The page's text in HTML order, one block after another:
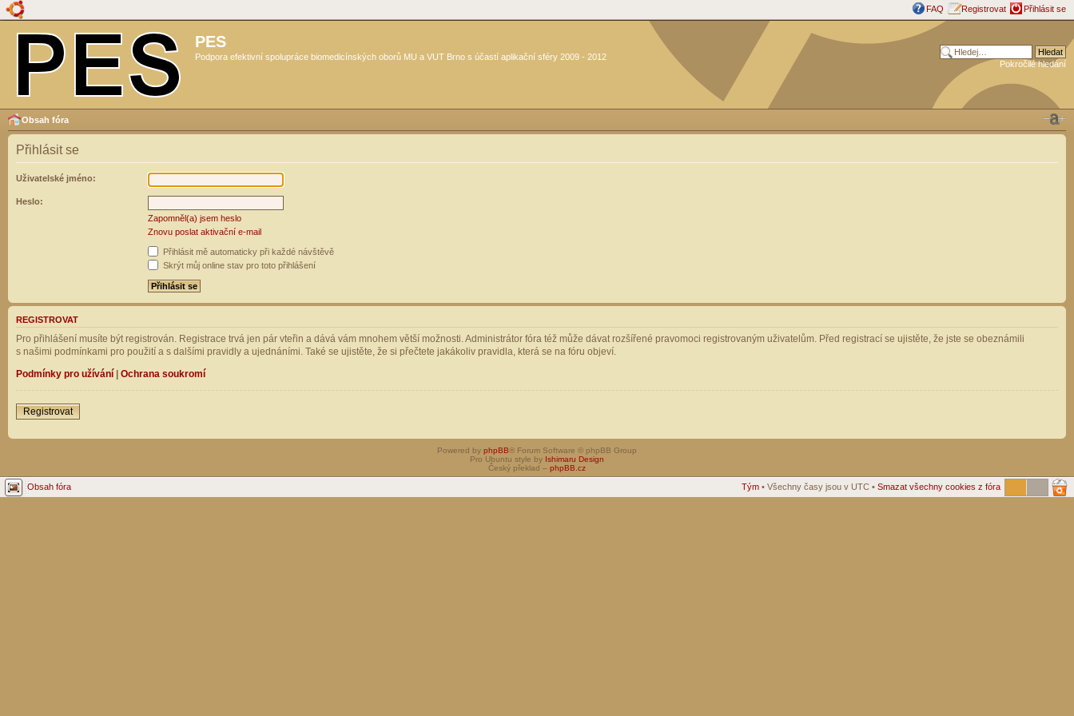
FAQ Registrovat Přihlásit se
PES
Podpora efektivní spolupráce biomedicínských oborů MU a VUT Brno s účastí aplikační sféry 2009 - 2012
Pokročilé hledání
Obsah fóra
Přihlásit se
Uživatelské jméno:
Heslo:
Zapomněl(a) jsem heslo
Znovu poslat aktivační e-mail
Přihlásit mě automaticky při každé návštěvě
Skrýt můj online stav pro toto přihlášení
REGISTROVAT
Pro přihlášení musíte být registrován. Registrace trvá jen pár vteřin a dává vám mnohem větší možnosti. Administrátor fóra též může dávat rozšířené pravomoci registrovaným uživatelům. Před registrací se ujistěte, že jste se obeznámili
s našimi podmínkami pro použití a s dalšími pravidly a ujednáními. Také se ujistěte, že si přečtete jakákoliv pravidla, která se na fóru objeví.
Podmínky pro užívání | Ochrana soukromí
Registrovat
Powered by phpBB® Forum Software © phpBB Group
Pro Ubuntu style by Ishimaru Design
Český překlad – phpBB.cz
Obsah fóra Tým • Všechny časy jsou v UTC • Smazat všechny cookies z fóra